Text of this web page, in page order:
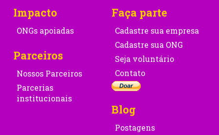
Impacto
ONGs apoiadas
Parceiros
Nossos Parceiros
Parcerias
institucionais
Faça parte
Cadastre sua empresa
Cadastre sua ONG
Seja voluntário
Contato
Blog
Postagens